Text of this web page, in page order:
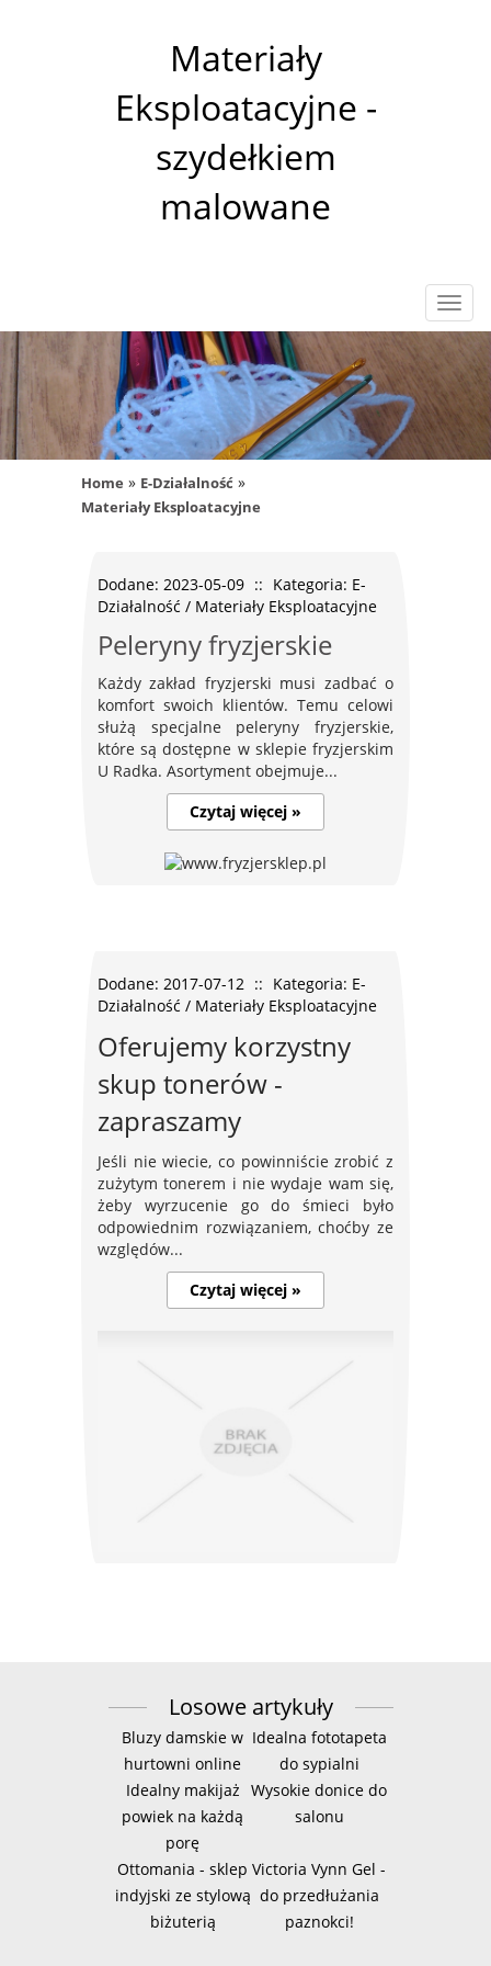
Materiały
Eksploatacyjne -
szydełkiem
malowane
Home » E-Działalność »
Materiały Eksploatacyjne
Dodane: 2023-05-09 :: Kategoria: E-
Działalność / Materiały Eksploatacyjne
Peleryny fryzjerskie
Każdy zakład fryzjerski musi zadbać o
komfort swoich klientów. Temu celowi
służą specjalne peleryny fryzjerskie,
które są dostępne w sklepie fryzjerskim
U Radka. Asortyment obejmuje...
Czytaj więcej »
Dodane: 2017-07-12 :: Kategoria: E-
Działalność / Materiały Eksploatacyjne
Oferujemy korzystny
skup tonerów -
zapraszamy
Jeśli nie wiecie, co powinniście zrobić z
zużytym tonerem i nie wydaje wam się,
żeby wyrzucenie go do śmieci było
odpowiednim rozwiązaniem, choćby ze
względów...
Czytaj więcej »
Losowe artykuły
Bluzy damskie w
hurtowni online
Idealna fototapeta
do sypialni
Idealny makijaż
powiek na każdą
porę
Wysokie donice do
salonu
Ottomania - sklep
indyjski ze stylową
biżuterią
Victoria Vynn Gel -
do przedłużania
paznokci!